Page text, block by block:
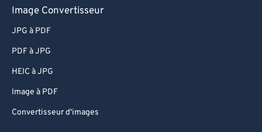
Image Convertisseur
JPG à PDF
PDF à JPG
HEIC à JPG
Image à PDF
Convertisseur d'images